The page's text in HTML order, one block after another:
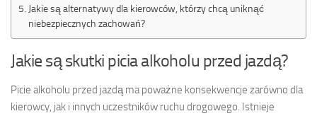
Jakie są alternatywy dla kierowców, którzy chcą uniknąć
niebezpiecznych zachowań?
Jakie są skutki picia alkoholu przed jazdą?
Picie alkoholu przed jazdą ma poważne konsekwencje zarówno dla
kierowcy, jak i innych uczestników ruchu drogowego. Istnieje